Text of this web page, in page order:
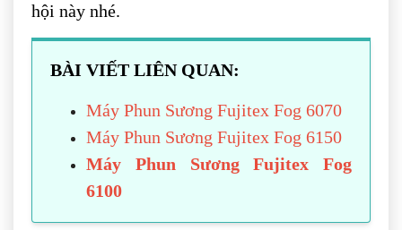
hội này nhé.
BÀI VIẾT LIÊN QUAN:
Máy Phun Sương Fujitex Fog 6070
Máy Phun Sương Fujitex Fog 6150
Máy Phun Sương Fujitex Fog
6100